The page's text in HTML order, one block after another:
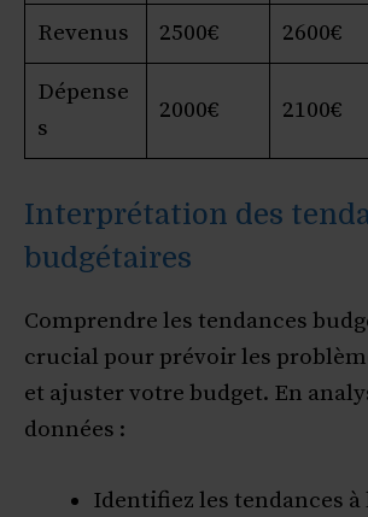
Revenus 2500€ 2600€
Dépense
s
2000€ 2100€
Interprétation des
budgétaires
Comprendre les tendances
crucial pour prévoir les
et ajuster votre budget. En
données :
Identifiez les tendances